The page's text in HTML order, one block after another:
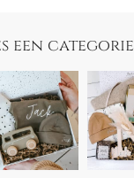
een categorie